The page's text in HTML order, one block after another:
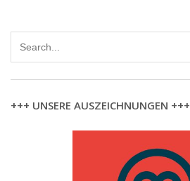
+++ UNSERE AUSZEICHNUNGEN +++